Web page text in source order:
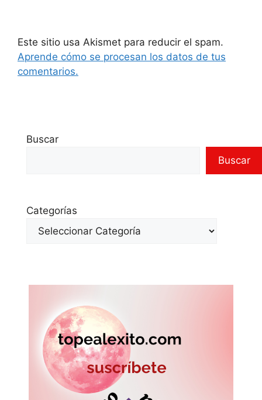
Este sitio usa Akismet para reducir el spam.
Aprende cómo se procesan los datos de tus
comentarios.
Buscar
Buscar
Categorías